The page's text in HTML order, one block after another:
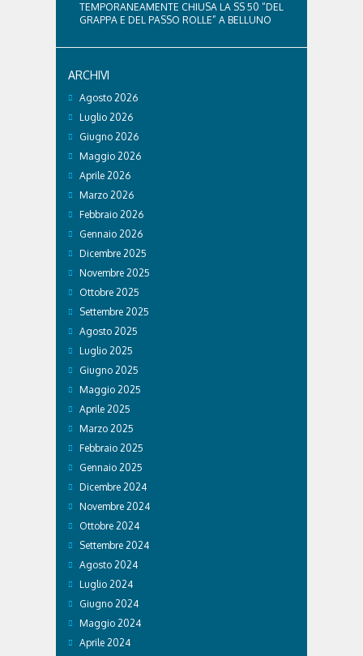
TEMPORANEAMENTE CHIUSA LA SS 50 “DEL
GRAPPA E DEL PASSO ROLLE” A BELLUNO
ARCHIVI
Agosto 2026
Luglio 2026
Giugno 2026
Maggio 2026
Aprile 2026
Marzo 2026
Febbraio 2026
Gennaio 2026
Dicembre 2025
Novembre 2025
Ottobre 2025
Settembre 2025
Agosto 2025
Luglio 2025
Giugno 2025
Maggio 2025
Aprile 2025
Marzo 2025
Febbraio 2025
Gennaio 2025
Dicembre 2024
Novembre 2024
Ottobre 2024
Settembre 2024
Agosto 2024
Luglio 2024
Giugno 2024
Maggio 2024
Aprile 2024